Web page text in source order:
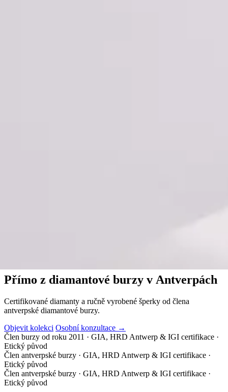
Přímo z diamantové burzy v Antverpách
Certifikované diamanty a ručně vyrobené šperky od člena
antverpské diamantové burzy.
Objevit kolekci Osobní konzultace →
Člen burzy od roku 2011 · GIA, HRD Antwerp & IGI certifikace ·
Etický původ
Člen antverpské burzy · GIA, HRD Antwerp & IGI certifikace ·
Etický původ
Člen antverpské burzy · GIA, HRD Antwerp & IGI certifikace ·
Etický původ